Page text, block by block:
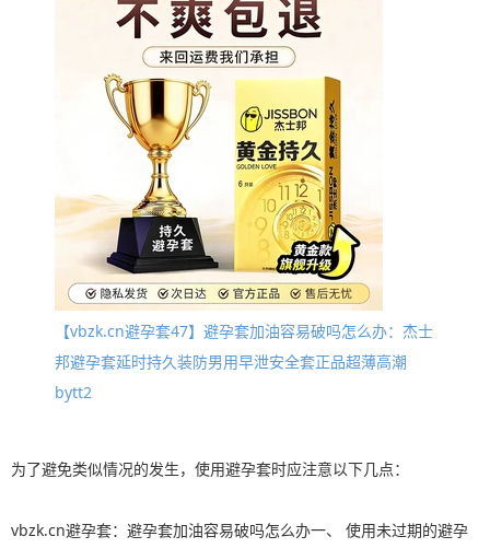
【vbzk.cn避孕套47】避孕套加油容易破吗怎么办：杰士
邦避孕套延时持久装防男用早泄安全套正品超薄高潮
bytt2
为了避免类似情况的发生，使用避孕套时应注意以下几点：
vbzk.cn避孕套：避孕套加油容易破吗怎么办一、 使用未过期的避孕